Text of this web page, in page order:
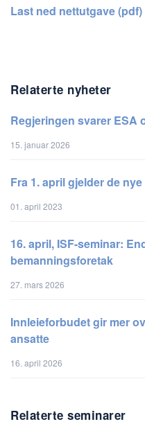
Last ned nettutgave (pdf)
Relaterte nyheter
Regjeringen svarer ESA
15. januar 2026
Fra 1. april gjelder de
01. april 2023
16. april, ISF-seminar:
bemanningsforetak
27. mars 2026
Innleieforbudet gir mer
ansatte
16. april 2026
Relaterte seminarer